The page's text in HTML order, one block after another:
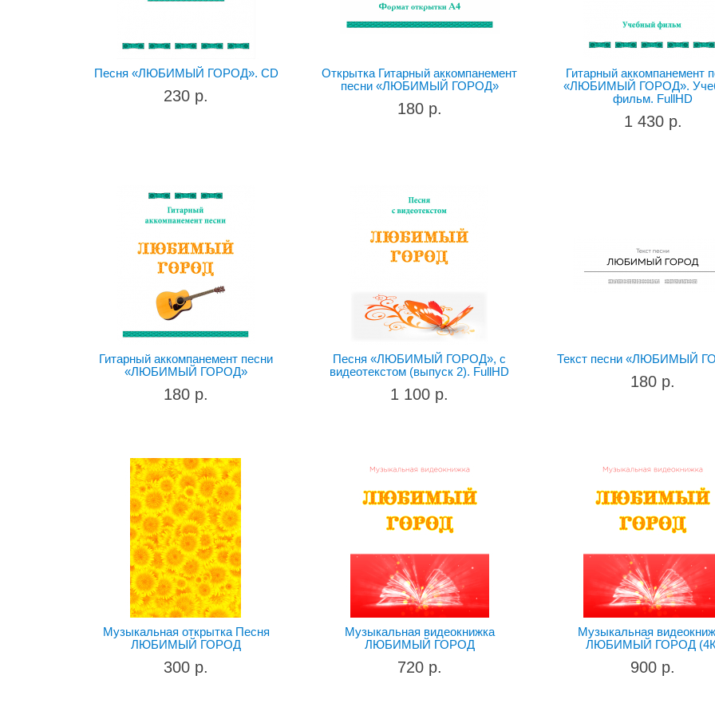
Песня «ЛЮБИМЫЙ ГОРОД». CD
230 р.
Открытка Гитарный аккомпанемент
песни «ЛЮБИМЫЙ ГОРОД»
180 р.
Гитарный аккомпанемент
«ЛЮБИМЫЙ ГОРОД».
фильм. FullHD
1 430 р.
Гитарный аккомпанемент песни
«ЛЮБИМЫЙ ГОРОД»
180 р.
Песня «ЛЮБИМЫЙ ГОРОД», с
видеотекстом (выпуск 2). FullHD
1 100 р.
Текст песни «ЛЮБИМЫЙ
180 р.
Музыкальная открытка Песня
ЛЮБИМЫЙ ГОРОД
300 р.
Музыкальная видеокнижка
ЛЮБИМЫЙ ГОРОД
720 р.
Музыкальная
ЛЮБИМЫЙ ГОРОД
900 р.